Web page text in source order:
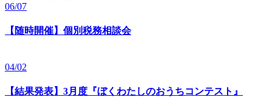
06/07
【随時開催】個別税務相談会
04/02
【結果発表】3月度『ぼくわたしのおうちコンテスト』